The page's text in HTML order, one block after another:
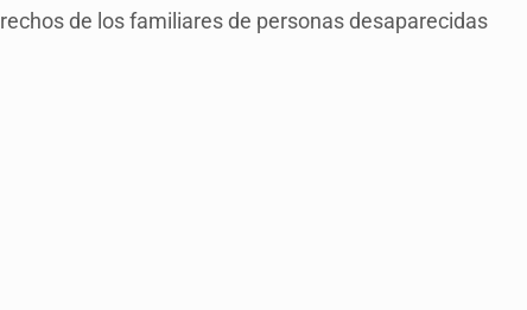
de los familiares de personas desaparecidas